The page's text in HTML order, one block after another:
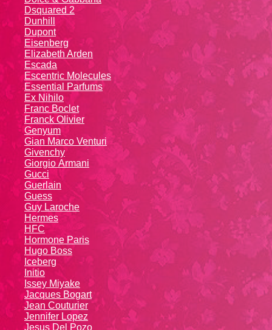
Dsquared 2
Dunhill
Dupont
Eisenberg
Elizabeth Arden
Escada
Escentric Molecules
Essential Parfums
Ex Nihilo
Franc Boclet
Franck Olivier
Genyum
Gian Marco Venturi
Givenchy
Giоrgio Аrmаni
Gucci
Guerlain
Guess
Guy Laroche
Hermes
HFC
Hormone Paris
Hugo Boss
Iceberg
Initio
Issey Miyake
Jacques Bogart
Jean Couturier
Jennifer Lopez
Jesus Del Pozo